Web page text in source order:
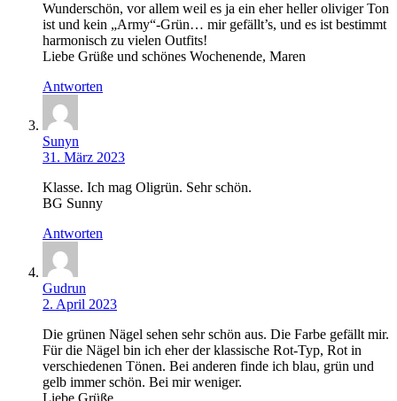
Wunderschön, vor allem weil es ja ein eher heller oliviger Ton
ist und kein „Army“-Grün… mir gefällt’s, und es ist bestimmt
harmonisch zu vielen Outfits!
Liebe Grüße und schönes Wochenende, Maren
Antworten
Sunyn
31. März 2023
Klasse. Ich mag Oligrün. Sehr schön.
BG Sunny
Antworten
Gudrun
2. April 2023
Die grünen Nägel sehen sehr schön aus. Die Farbe gefällt mir.
Für die Nägel bin ich eher der klassische Rot-Typ, Rot in
verschiedenen Tönen. Bei anderen finde ich blau, grün und
gelb immer schön. Bei mir weniger.